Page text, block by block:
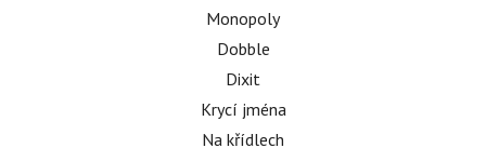
Monopoly
Dobble
Dixit
Krycí jména
Na křídlech